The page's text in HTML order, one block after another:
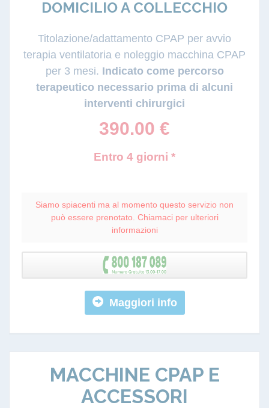
DOMICILIO A COLLECCHIO
Titolazione/adattamento CPAP per avvio
terapia ventilatoria e noleggio macchina CPAP
per 3 mesi. Indicato come percorso
terapeutico necessario prima di alcuni
interventi chirurgici
390.00 €
Entro 4 giorni *
Siamo spiacenti ma al momento questo servizio non
può essere prenotato. Chiamaci per ulteriori
informazioni
Maggiori info
MACCHINE CPAP E
ACCESSORI